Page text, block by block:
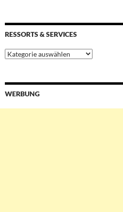
RESSORTS & SERVICES
Ressorts
&
WERBUNG